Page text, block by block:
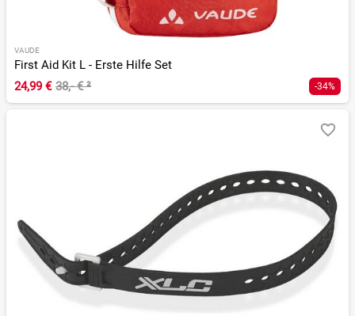
VAUDE
First Aid Kit L - Erste Hilfe Set
24,99 € 38,- €² -34%